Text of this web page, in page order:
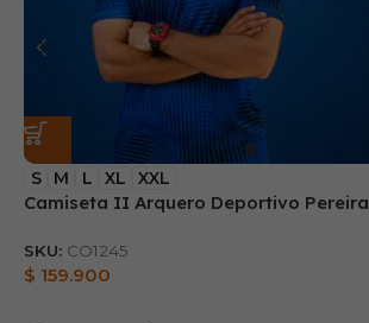
S M L XL XXL
Camiseta II Arquero Deportivo
SKU: CO1245
$ 159.900